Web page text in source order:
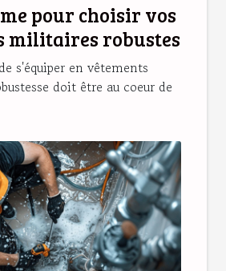
pour choisir vos
militaires robustes
s'équiper en vêtements
doit être au coeur de